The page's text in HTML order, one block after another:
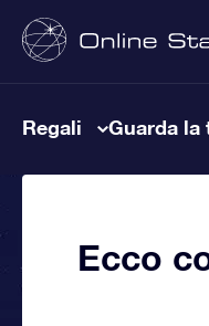
Regali Guarda la
Ecco